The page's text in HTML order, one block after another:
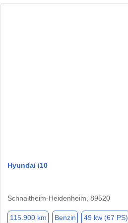
Hyundai i10
Schnaitheim-Heidenheim, 89520
115.900 km Benzin 49 kw (67 PS)